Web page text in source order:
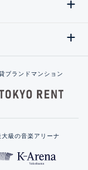
ブランドマンション
大級の音楽アリーナ